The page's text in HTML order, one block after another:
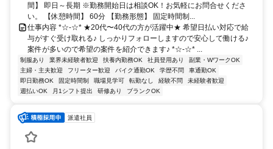
間】 即日～長期 ※勤務開始日は相談OK！お気軽にお問合せくださ
い。 【休憩時間】 60分 【勤務形態】 固定時間制...
仕事内容 *☆-☆* ★20代〜40代の方が活躍中★ 希望日払い対応で給
与がすぐ受け取れる♪ しっかりフォローしますので安心して働ける♪
案件が多いので希望の案件を紹介できます♪ *☆-☆* ...
制服あり 業界未経験者歓迎 扶養内勤務OK 社員登用あり
副業・WワークOK
主婦・主夫歓迎
フリーター歓迎 バイク通勤OK 学歴不問
車通勤OK
即日勤務OK
固定時間制 職場見学可 転勤なし 経験不問
未経験者歓迎
週払いOK
月1シフト提出 研修あり ブランクOK
派遣社員